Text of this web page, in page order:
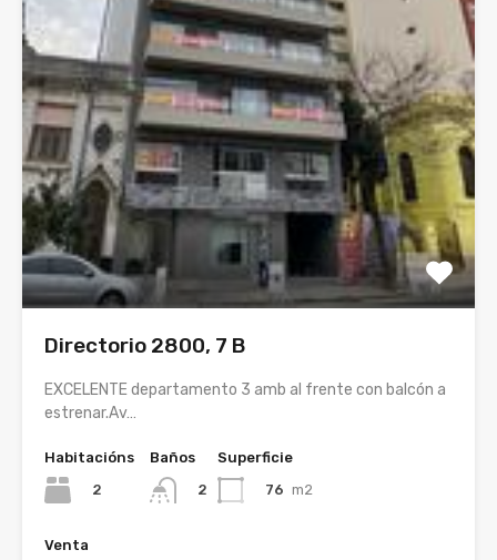
Directorio 2800, 7 B
EXCELENTE departamento 3 amb al frente con balcón a
estrenar.Av…
Habitacións
2
Baños
2
Superficie
76 m2
Venta